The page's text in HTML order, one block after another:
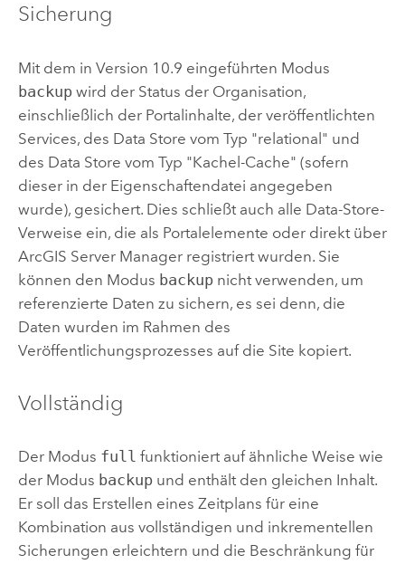
Sicherung
Mit dem in Version 10.9 eingeführten Modus
backupwird der Status der Organisation,
einschließlich der Portalinhalte, der veröffentlichten
Services, des Data Store vom Typ "relational" und
des Data Store vom Typ "Kachel-Cache" (sofern
dieser in der Eigenschaftendatei angegeben
wurde), gesichert. Dies schließt auch alle Data-Store-
Verweise ein, die als Portalelemente oder direkt über
ArcGIS Server Managerregistriert wurden. Sie
können den Modus backupnicht verwenden, um
referenzierte Daten zu sichern, es sei denn, die
Daten wurden im Rahmen des
Veröffentlichungsprozesses auf die Site kopiert.
Vollständig
Der Modus full funktioniert auf ähnliche Weise wie
der Modus backupund enthält den gleichen Inhalt.
Er soll das Erstellen eines Zeitplans für eine
Kombination aus vollständigen und inkrementellen
Sicherungen erleichtern und die Beschränkung für